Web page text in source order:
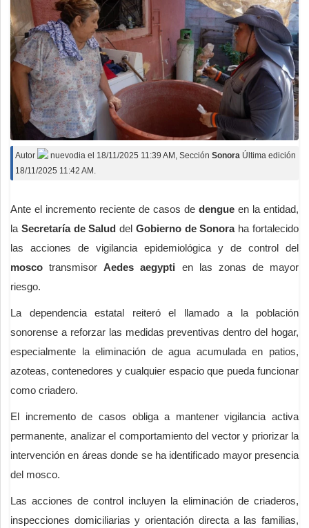
Autor nuevodia el 18/11/2025 11:39 AM , Sección Sonora Última edición
18/11/2025 11:42 AM.
Ante el incremento reciente de casos de dengue en la entidad,
la Secretaría de Saluddel Gobierno de Sonoraha fortalecido
las acciones de vigilancia epidemiológica y de control del
mosco transmisorAedes aegypti en las zonas de mayor
riesgo.
La dependencia estatal reiteró el llamado a la población
sonorense a reforzar las medidas preventivas dentro del hogar,
especialmente la eliminación de agua acumulada en patios,
azoteas, contenedores y cualquier espacio que pueda funcionar
como criadero.
El incremento de casos obliga a mantener vigilancia activa
permanente, analizar el comportamiento del vector y priorizar la
intervención en áreas donde se ha identificado mayor presencia
del mosco.
Las acciones de control incluyen la eliminación de criaderos,
inspecciones domiciliarias y orientación directa a las familias,